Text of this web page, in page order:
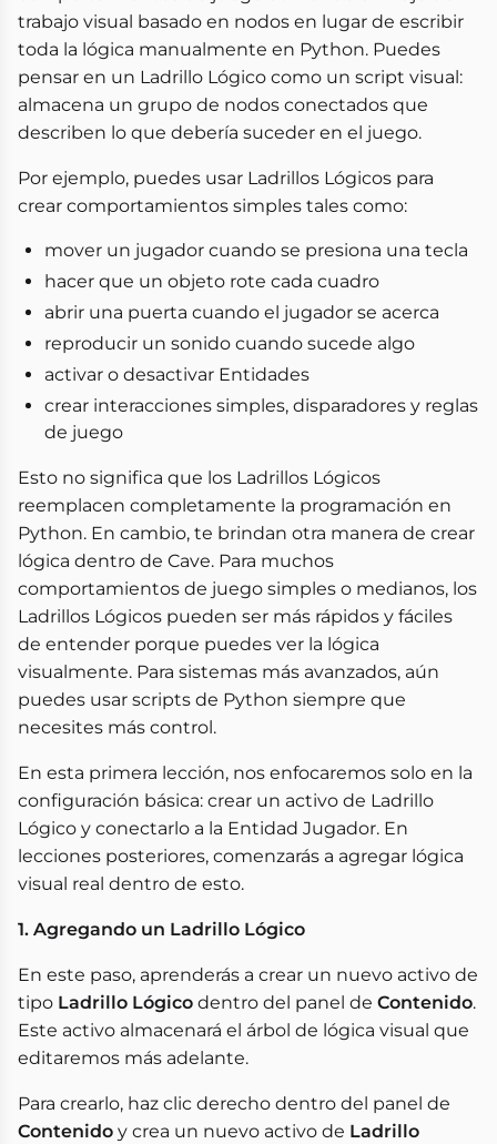
trabajo visual basado en nodos en lugar de escribir
toda la lógica manualmente en Python. Puedes
pensar en un Ladrillo Lógico como un script visual:
almacena un grupo de nodos conectados que
describen lo que debería suceder en el juego.
Por ejemplo, puedes usar Ladrillos Lógicos para
crear comportamientos simples tales como:
mover un jugador cuando se presiona una tecla
hacer que un objeto rote cada cuadro
abrir una puerta cuando el jugador se acerca
reproducir un sonido cuando sucede algo
activar o desactivar Entidades
crear interacciones simples, disparadores y reglas
de juego
Esto no significa que los Ladrillos Lógicos
reemplacen completamente la programación en
Python. En cambio, te brindan otra manera de crear
lógica dentro de Cave. Para muchos
comportamientos de juego simples o medianos, los
Ladrillos Lógicos pueden ser más rápidos y fáciles
de entender porque puedes ver la lógica
visualmente. Para sistemas más avanzados, aún
puedes usar scripts de Python siempre que
necesites más control.
En esta primera lección, nos enfocaremos solo en la
configuración básica: crear un activo de Ladrillo
Lógico y conectarlo a la Entidad Jugador. En
lecciones posteriores, comenzarás a agregar lógica
visual real dentro de esto.
1. Agregando un Ladrillo Lógico
En este paso, aprenderás a crear un nuevo activo de
tipo Ladrillo Lógico dentro del panel de Contenido.
Este activo almacenará el árbol de lógica visual que
editaremos más adelante.
Para crearlo, haz clic derecho dentro del panel de
Contenido y crea un nuevo activo de Ladrillo